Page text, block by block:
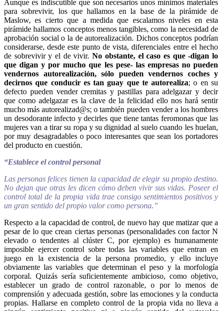
Aunque es indiscutible que son necesarios unos mínimos materiales
para sobrevivir, los que hallamos en la base de la pirámide de
Maslow, es cierto que a medida que escalamos niveles en esta
pirámide hallamos conceptos menos tangibles, como la necesidad de
aprobación social o la de autorealización. Dichos conceptos podrían
considerarse, desde este punto de vista, diferenciales entre el hecho
de sobrevivir y el de vivir.No obstante, el caso es que -digan lo
que digan y por mucho que les pese- las empresas no pueden
vendernos autorealización, sólo pueden vendernos coches y
decirnos que conducir es tan guay que te autorealiza; o en su
defecto pueden vender cremitas y pastillas para adelgazar y decir
que como adelgazar es la clave de la felicidad ello nos hará sentir
mucho más autorealizad@s; o también pueden vender a los hombres
un desodorante infecto y decirles que tiene tantas feromonas que las
mujeres van a tirar su ropa y su dignidad al suelo cuando les huelan,
por muy desagradables o poco interesantes que sean los portadores
del producto en cuestión.
“Establece el control personal
Las personas felices tienen la capacidad de elegir su propio destino.
No dejan que otras les dicen cómo deben vivir sus vidas. Poseer el
control total de la propia vida trae consigo sentimientos positivos y
un gran sentido del propio valor como persona.”
Respecto a la capacidad de control, de nuevo hay que matizar que a
pesar de lo que crean ciertas personas (personalidades con factor N
elevado o tendentes al clúster C, por ejemplo) es humanamente
imposible ejercer control sobre todas las variables que entran en
juego en la existencia de la persona promedio, y ello incluye
obviamente las variables que determinan el peso y la morfología
corporal. Quizás sería suficientemente ambicioso, como objetivo,
establecer un grado de control razonable, o por lo menos de
comprensión y adecuada gestión, sobre las emociones y la conducta
propias. Hallarse en completo control de la propia vida no lleva a